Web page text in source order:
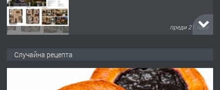
преди 21 часа
537 426
Случайна рецепта